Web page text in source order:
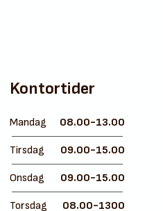
Kontortider
Mandag 08.00-13.00
Tirsdag 09.00-15.00
Onsdag 09.00-15.00
Torsdag 08.00-1300